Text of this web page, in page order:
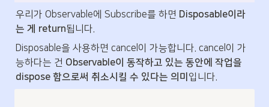
우리가 Observable에 Subscribe를 하면 Disposable이라
는 게 return됩니다.
Disposable을 사용하면 cancel이 가능합니다. cancel이 가
능하다는 건 Observable이 동작하고 있는 동안에 작업을
dispose 함으로써 취소시킬 수 있다는 의미 입니다.